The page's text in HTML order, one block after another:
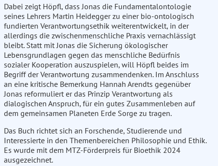
Dabei zeigt Höpfl, dass Jonas die Fundamentalontologie
seines Lehrers Martin Heidegger zu einer bio-ontologisch
fundierten Verantwortungsethik weiterentwickelt, in der
allerdings die zwischenmenschliche Praxis vernachlässigt
bleibt. Statt mit Jonas die Sicherung ökologischer
Lebensgrundlagen gegen das menschliche Bedürfnis
sozialer Kooperation auszuspielen, will Höpfl beides im
Begriff der Verantwortung zusammendenken. Im Anschluss
an eine kritische Bemerkung Hannah Arendts gegenüber
Jonas reformuliert er das Prinzip Verantwortung als
dialogischen Anspruch, für ein gutes Zusammenleben auf
dem gemeinsamen Planeten Erde Sorge zu tragen.
Das Buch richtet sich an Forschende, Studierende und
Interessierte in den Themenbereichen Philosophie und Ethik.
Es wurde mit dem MTZ-Förderpreis für Bioethik 2024
ausgezeichnet.